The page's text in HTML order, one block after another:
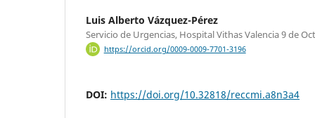
Luis Alberto Vázquez-Pérez
Servicio de Urgencias, Hospital Vithas Valencia 9 de
https://orcid.org/0009-0009-7701-3196
DOI: https://doi.org/10.32818/reccmi.a8n3a4